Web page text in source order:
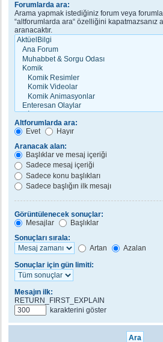
Forumlarda ara:
Arama yapmak istediğiniz forum veya
“altforumlarda ara“ özelliğini kapatmazsanız
aranacaktır.
Altforumlarda ara:
Evet
Hayır
Aranacak alan:
Başlıklar ve mesaj içeriği
Sadece mesaj içeriği
Sadece konu başlıkları
Sadece başlığın ilk mesajı
Görüntülenecek sonuçlar:
Mesajlar
Başlıklar
Sonuçları sırala:
Artan
Azalan
Sonuçlar için gün limiti:
Mesajın ilk:
RETURN_FIRST_EXPLAIN
karakterini göster